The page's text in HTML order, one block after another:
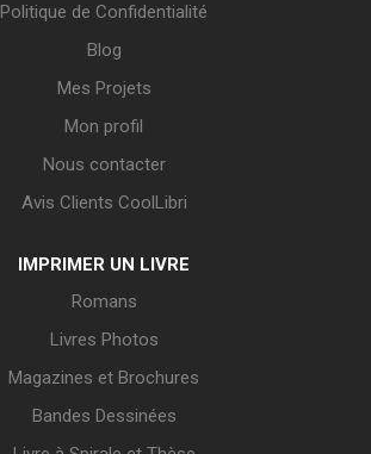
Politique de Confidentialité
Blog
Mes Projets
Mon profil
Nous contacter
Avis Clients CoolLibri
IMPRIMER UN LIVRE
Romans
Livres Photos
Magazines et Brochures
Bandes Dessinées